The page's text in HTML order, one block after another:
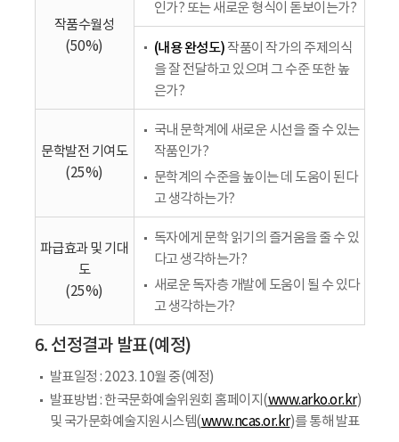
작품수월성
(50%)
인가? 또는 새로운 형식이 돋보이는가?
(내용 완성도) 작품이 작가의 주제의식
을 잘 전달하고 있으며 그 수준 또한 높
은가?
문학발전 기여도
(25%)
국내 문학계에 새로운 시선을 줄 수 있는
작품인가?
문학계의 수준을 높이는 데 도움이 된다
고 생각하는가?
파급효과 및 기대
도
(25%)
독자에게 문학 읽기의 즐거움을 줄 수 있
다고 생각하는가?
새로운 독자층 개발에 도움이 될 수 있다
고 생각하는가?
6. 선정결과 발표(예정)
발표일정 : 2023. 10월 중(예정)
발표방법 : 한국문화예술위원회 홈페이지(www.arko.or.kr)
및 국가문화예술지원시스템(www.ncas.or.kr)를 통해 발표